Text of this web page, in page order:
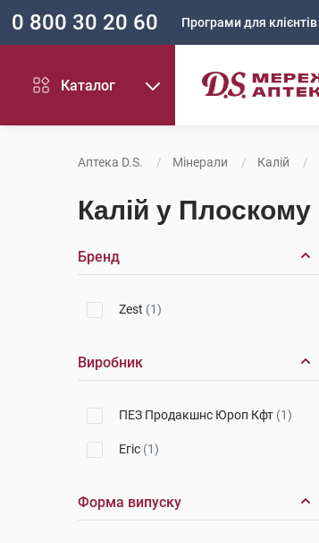
0 800 30 20 60 Програми для клієнтів
Каталог
Аптека D.S. Мінерали Калій
Калій у Плоскому
Бренд
Zest (1)
Виробник
ПЕЗ Продакшнс Юроп Кфт (1)
Егіс (1)
Форма випуску